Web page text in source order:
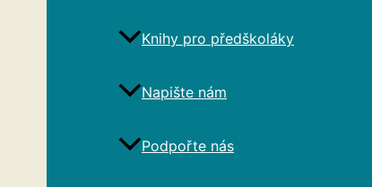
Knihy pro předškoláky
Napište nám
Podpořte nás